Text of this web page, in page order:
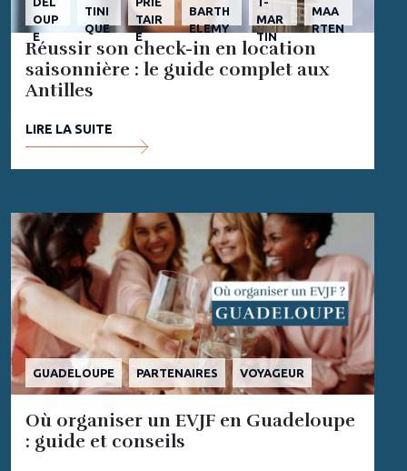
OUP
E
TINI
QUE
TAIR
E
BARTH
ELEMY
MAR
TIN
MAA
RTEN
Réussir son check-in en location
saisonnière : le guide complet aux
Antilles
LIRE LA SUITE
GUADELOUPE PARTENAIRES VOYAGEUR
Où organiser un EVJF en Guadeloupe
: guide et conseils